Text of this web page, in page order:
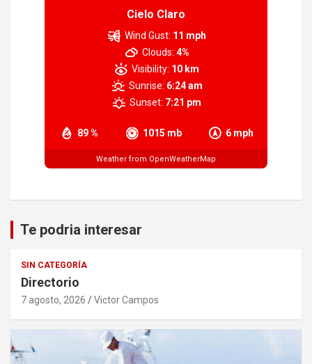
Cielo Claro
89 % 1015 mb 6 mph
Wind Gust: 11 mph
Clouds: 4%
Visibility: 10 km
Sunrise: 6:24 am
Sunset: 7:21 pm
Weather from OpenWeatherMap
Te podria interesar
SIN CATEGORÍA
Directorio
7 agosto, 2026 Victor Campos